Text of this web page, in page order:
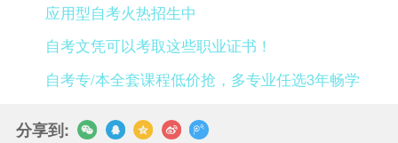
应用型自考火热招生中
自考文凭可以考取这些职业证书！
自考专/本全套课程低价抢，多专业任选3年畅学
分享到: